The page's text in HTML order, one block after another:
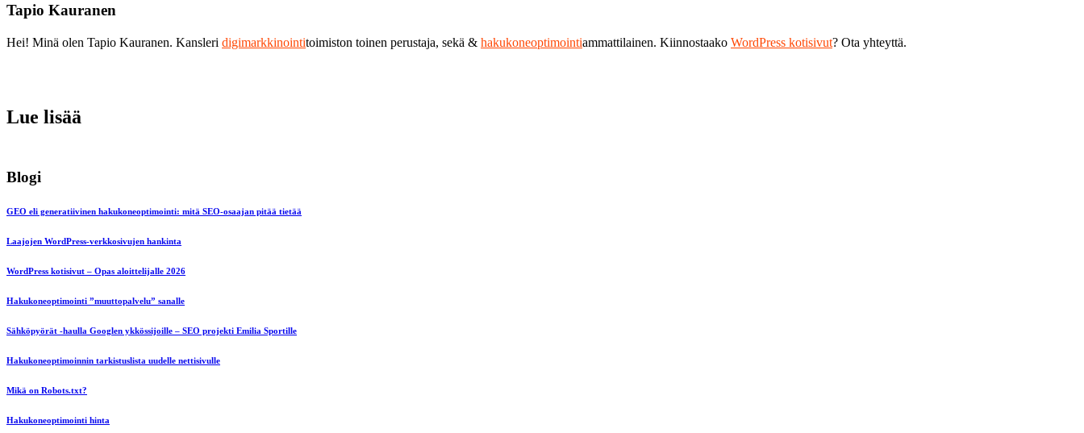
Tapio Kauranen
Hei! Minä olen Tapio Kauranen. Kansleri digimarkkinointitoimiston toinen perustaja, sekä & hakukoneoptimointiammattilainen. Kiinnostaako WordPress kotisivut? Ota yhteyttä.
Lue lisää
Blogi
GEO eli generatiivinen hakukoneoptimointi: mitä SEO-osaajan pitää tietää
Laajojen WordPress-verkkosivujen hankinta
WordPress kotisivut – Opas aloittelijalle 2026
Hakukoneoptimointi ”muuttopalvelu” sanalle
Sähköpyörät -haulla Googlen ykkössijoille – SEO projekti Emilia Sportille
Hakukoneoptimoinnin tarkistuslista uudelle nettisivulle
Mikä on Robots.txt?
Hakukoneoptimointi hinta